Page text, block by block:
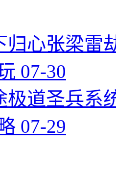
归心张梁雷
07-30
极道圣兵系
07-29